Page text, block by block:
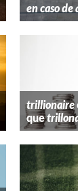
en caso de
trillionaire
que